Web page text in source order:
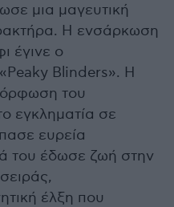
μια μαγευτική
Η ενσάρκωση
έγινε ο
Blinders». Η
του
εγκληματία σε
ευρεία
του έδωσε ζωή στην
έλξη που